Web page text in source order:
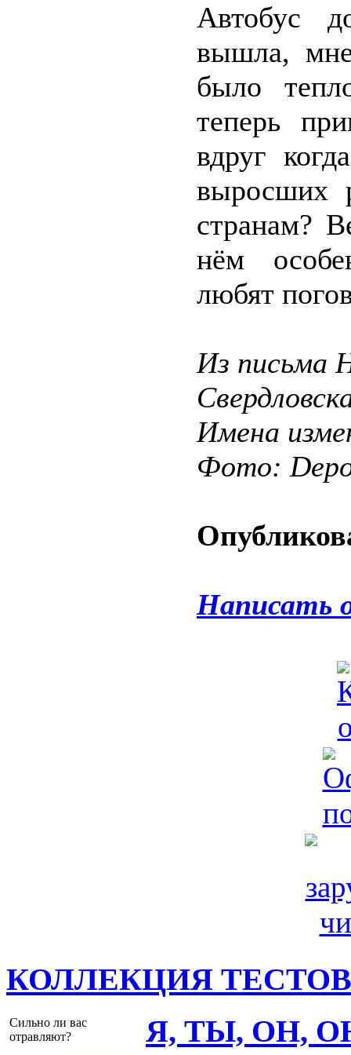
Автобус
вышла,
было
теперь
вдруг
выросших
странам?
нём
любят
Из письма
Имена
Фото:
Написать
КОЛЛЕКЦИЯ ТЕСТОВ
Сильно ли вас
отравляют?
Я, ТЫ, ОН,